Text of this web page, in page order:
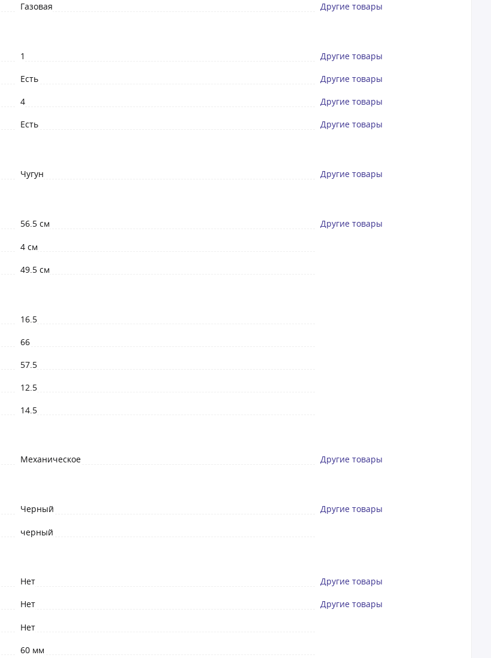
Газовая Другие товары
1 Другие товары
Есть Другие товары
4 Другие товары
Есть Другие товары
Чугун Другие товары
56.5 см Другие товары
4 см
49.5 см
16.5
66
57.5
12.5
14.5
Механическое Другие товары
Черный Другие товары
черный
Нет Другие товары
Нет Другие товары
Нет
60 мм